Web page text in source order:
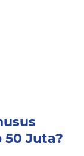
50 Juta?